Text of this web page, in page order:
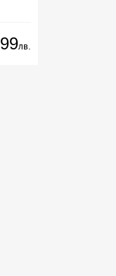
99лв.